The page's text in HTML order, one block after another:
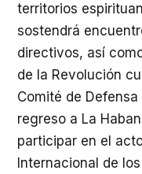
territorios
sostendrá
directivos, así
de la Revolución
Comité de
regreso a La
participar en el
Internacional de